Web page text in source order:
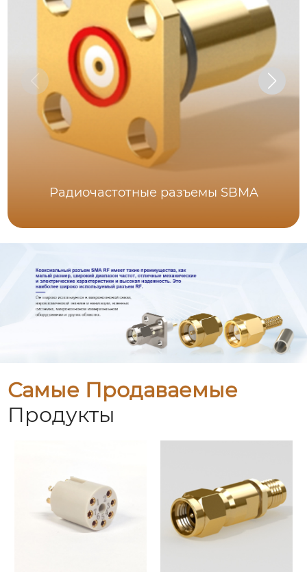
Радиочастотные разъемы SBMA
Самые Продаваемые
Продукты